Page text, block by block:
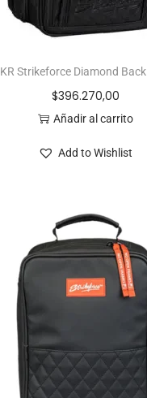
KR Strikeforce Diamond
$396.270,00
Añadir al carrito
Add to Wishlist